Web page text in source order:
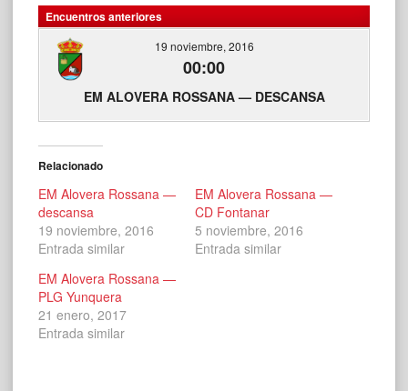
Encuentros anteriores
19 noviembre, 2016
00:00
EM ALOVERA ROSSANA — DESCANSA
Relacionado
EM Alovera Rossana —
descansa
19 noviembre, 2016
Entrada similar
EM Alovera Rossana —
CD Fontanar
5 noviembre, 2016
Entrada similar
EM Alovera Rossana —
PLG Yunquera
21 enero, 2017
Entrada similar